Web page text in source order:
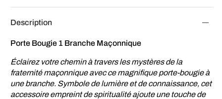
Description
Porte Bougie 1 Branche Maçonnique
Éclairez votre chemin à travers les mystères de la
fraternité maçonnique avec ce magnifique porte-bougie à
une branche. Symbole de lumière et de connaissance, cet
accessoire empreint de spiritualité ajoute une touche de